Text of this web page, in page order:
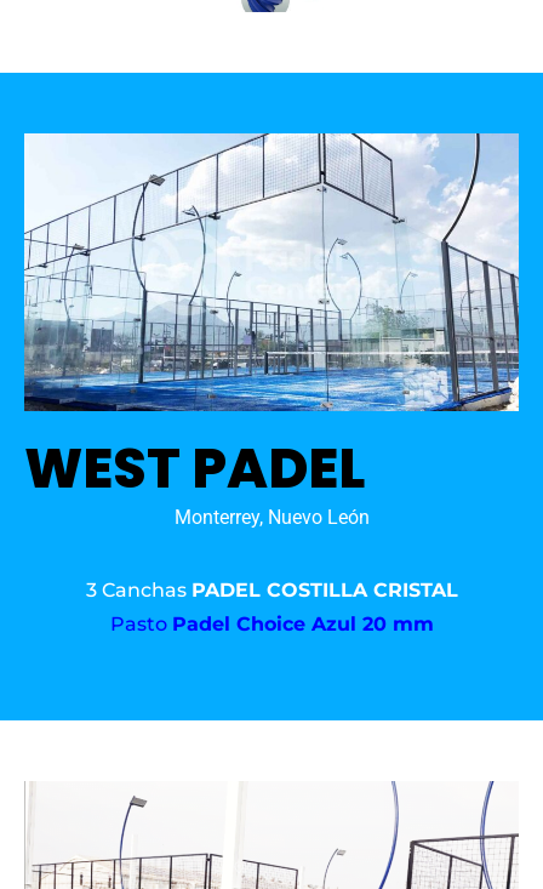
WEST PADEL
Monterrey, Nuevo León
3 Canchas PADEL COSTILLA CRISTAL
Pasto Padel Choice Azul 20 mm